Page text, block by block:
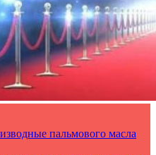
пальмового масла